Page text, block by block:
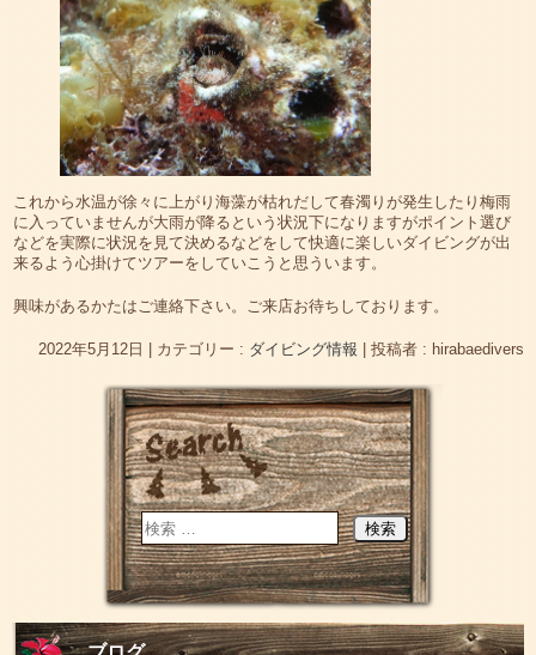
これから水温が徐々に上がり海藻が枯れだして春濁りが発生したり梅雨
に入っていませんが大雨が降るという状況下になりますがポイント選び
などを実際に状況を見て決めるなどをして快適に楽しいダイビングが出
来るよう心掛けてツアーをしていこうと思ういます。
興味があるかたはご連絡下さい。ご来店お待ちしております。
2022年5月12日 | カテゴリー : ダイビング情報 | 投稿者 : hirabaedivers